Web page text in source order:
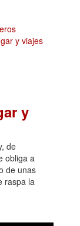
y
de
obliga a
de unas
raspa la